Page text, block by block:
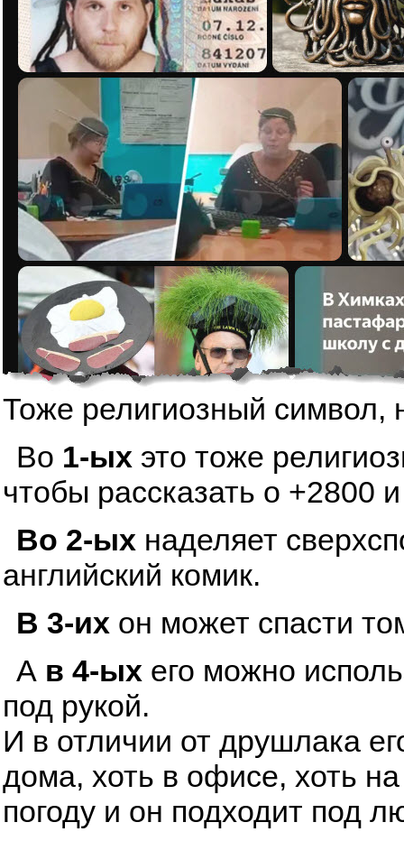
Тоже религиозный символ,
Во 1-ых это тоже
чтобы рассказать о +2800
Во 2-ых наделяет
английский комик.
В 3-их он может спасти
А в 4-ых его можно
под рукой.
И в отличии от друшлака
дома, хоть в офисе, хоть
погоду и он подходит под